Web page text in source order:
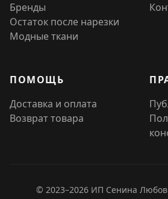
Бренды
Остаток после нарезки
Модные ткани
ПОМОЩЬ
Доставка и оплата
Возврат товара
© 2023–2026 ИП Сенина